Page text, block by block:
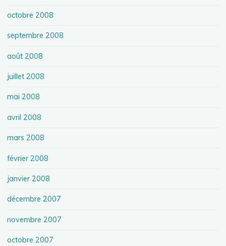
octobre 2008
septembre 2008
août 2008
juillet 2008
mai 2008
avril 2008
mars 2008
février 2008
janvier 2008
décembre 2007
novembre 2007
octobre 2007